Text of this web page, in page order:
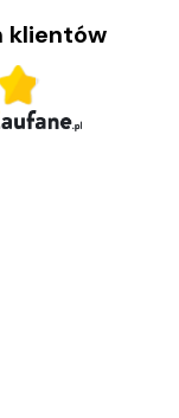
klientów